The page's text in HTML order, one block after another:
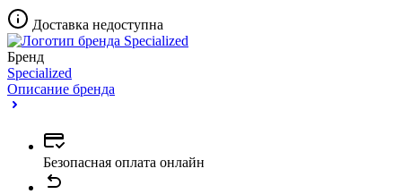
Доставка недоступна
Бренд
Specialized
Описание бренда
Безопасная оплата онлайн